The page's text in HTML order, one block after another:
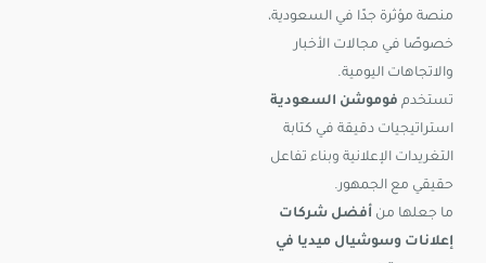
منصة مؤثرة جدًا في السعودية،
خصوصًا في مجالات الأخبار
والاتجاهات اليومية.
تستخدم فوموشن السعودية
استراتيجيات دقيقة في كتابة
التغريدات الإعلانية وبناء تفاعل
حقيقي مع الجمهور.
ما جعلها من أفضل شركات
إعلانات وسوشيال ميديا في